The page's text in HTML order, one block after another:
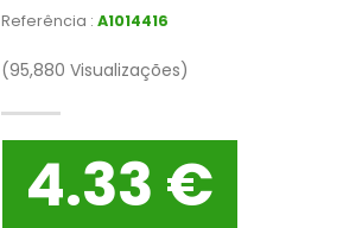
Referência : A1014416
(95,880 Visualizações)
4.33 €